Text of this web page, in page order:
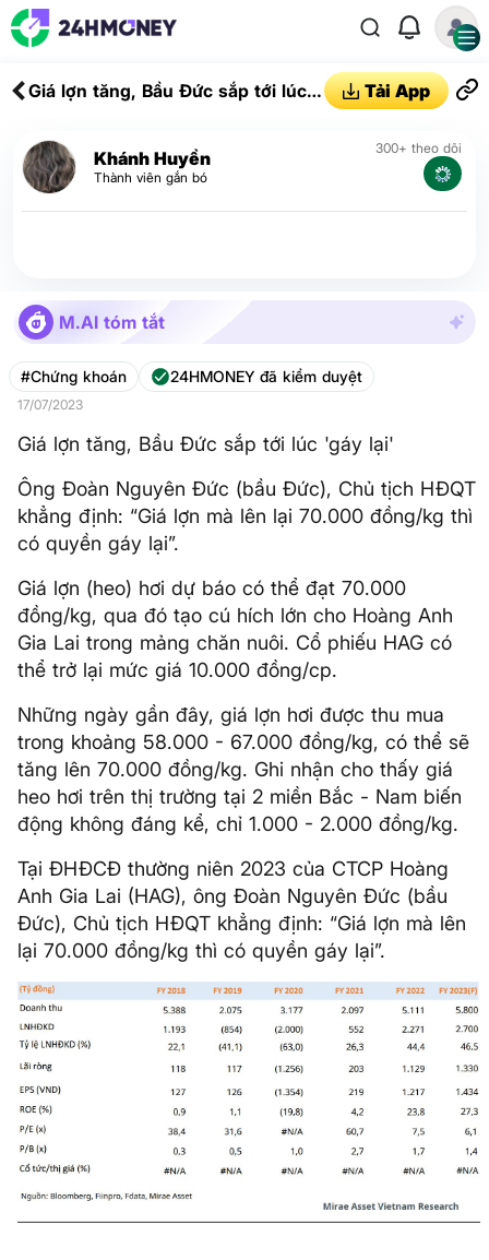
Giá lợn tăng, Bầu Đức sắp tới lúc
Tải App
Khánh Huyền
Thành viên gắn bó
300+ theo dõi
M.AI tóm tắt
#Chứng khoán 24HMONEY đã kiểm duyệt
17/07/2023
Giá lợn tăng, Bầu Đức sắp tới lúc 'gáy lại'
Ông Đoàn Nguyên Đức (bầu Đức), Chủ tịch HĐQT
khẳng định: “Giá lợn mà lên lại 70.000 đồng/kg thì
có quyền gáy lại”.
Giá lợn (heo) hơi dự báo có thể đạt 70.000
đồng/kg, qua đó tạo cú hích lớn cho Hoàng Anh
Gia Lai trong mảng chăn nuôi. Cổ phiếu HAG có
thể trở lại mức giá 10.000 đồng/cp.
Những ngày gần đây, giá lợn hơi được thu mua
trong khoảng 58.000 - 67.000 đồng/kg, có thể sẽ
tăng lên 70.000 đồng/kg. Ghi nhận cho thấy giá
heo hơi trên thị trường tại 2 miền Bắc - Nam biến
động không đáng kể, chỉ 1.000 - 2.000 đồng/kg.
Tại ĐHĐCĐ thường niên 2023 của CTCP Hoàng
Anh Gia Lai (HAG), ông Đoàn Nguyên Đức (bầu
Đức), Chủ tịch HĐQT khẳng định: “Giá lợn mà lên
lại 70.000 đồng/kg thì có quyền gáy lại”.